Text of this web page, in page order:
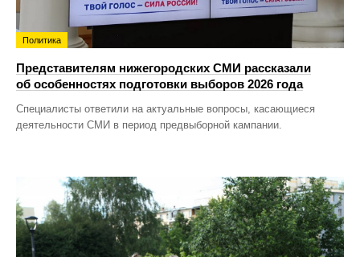
Политика
Представителям нижегородских СМИ рассказали
об особенностях подготовки выборов 2026 года
Специалисты ответили на актуальные вопросы, касающиеся
деятельности СМИ в период предвыборной кампании.